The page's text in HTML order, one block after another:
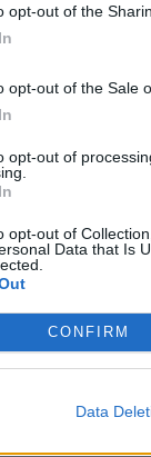
opt-out of the
opt-out of the Sale
opt-out of
opt-out of
Data that Is
CONFIRM
Data
ballistic
injuries, but